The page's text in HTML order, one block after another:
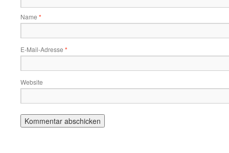
Name *
E-Mail-Adresse *
Website